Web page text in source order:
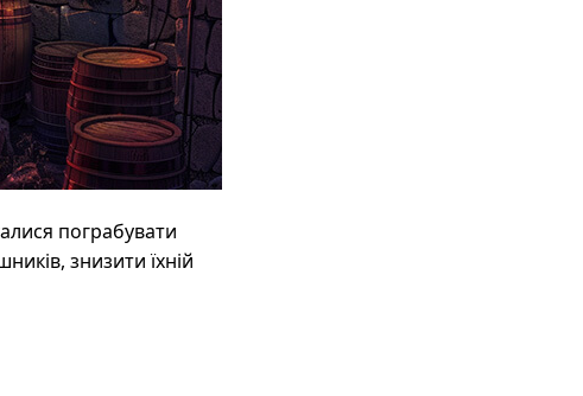
пограбувати
знизити їхній